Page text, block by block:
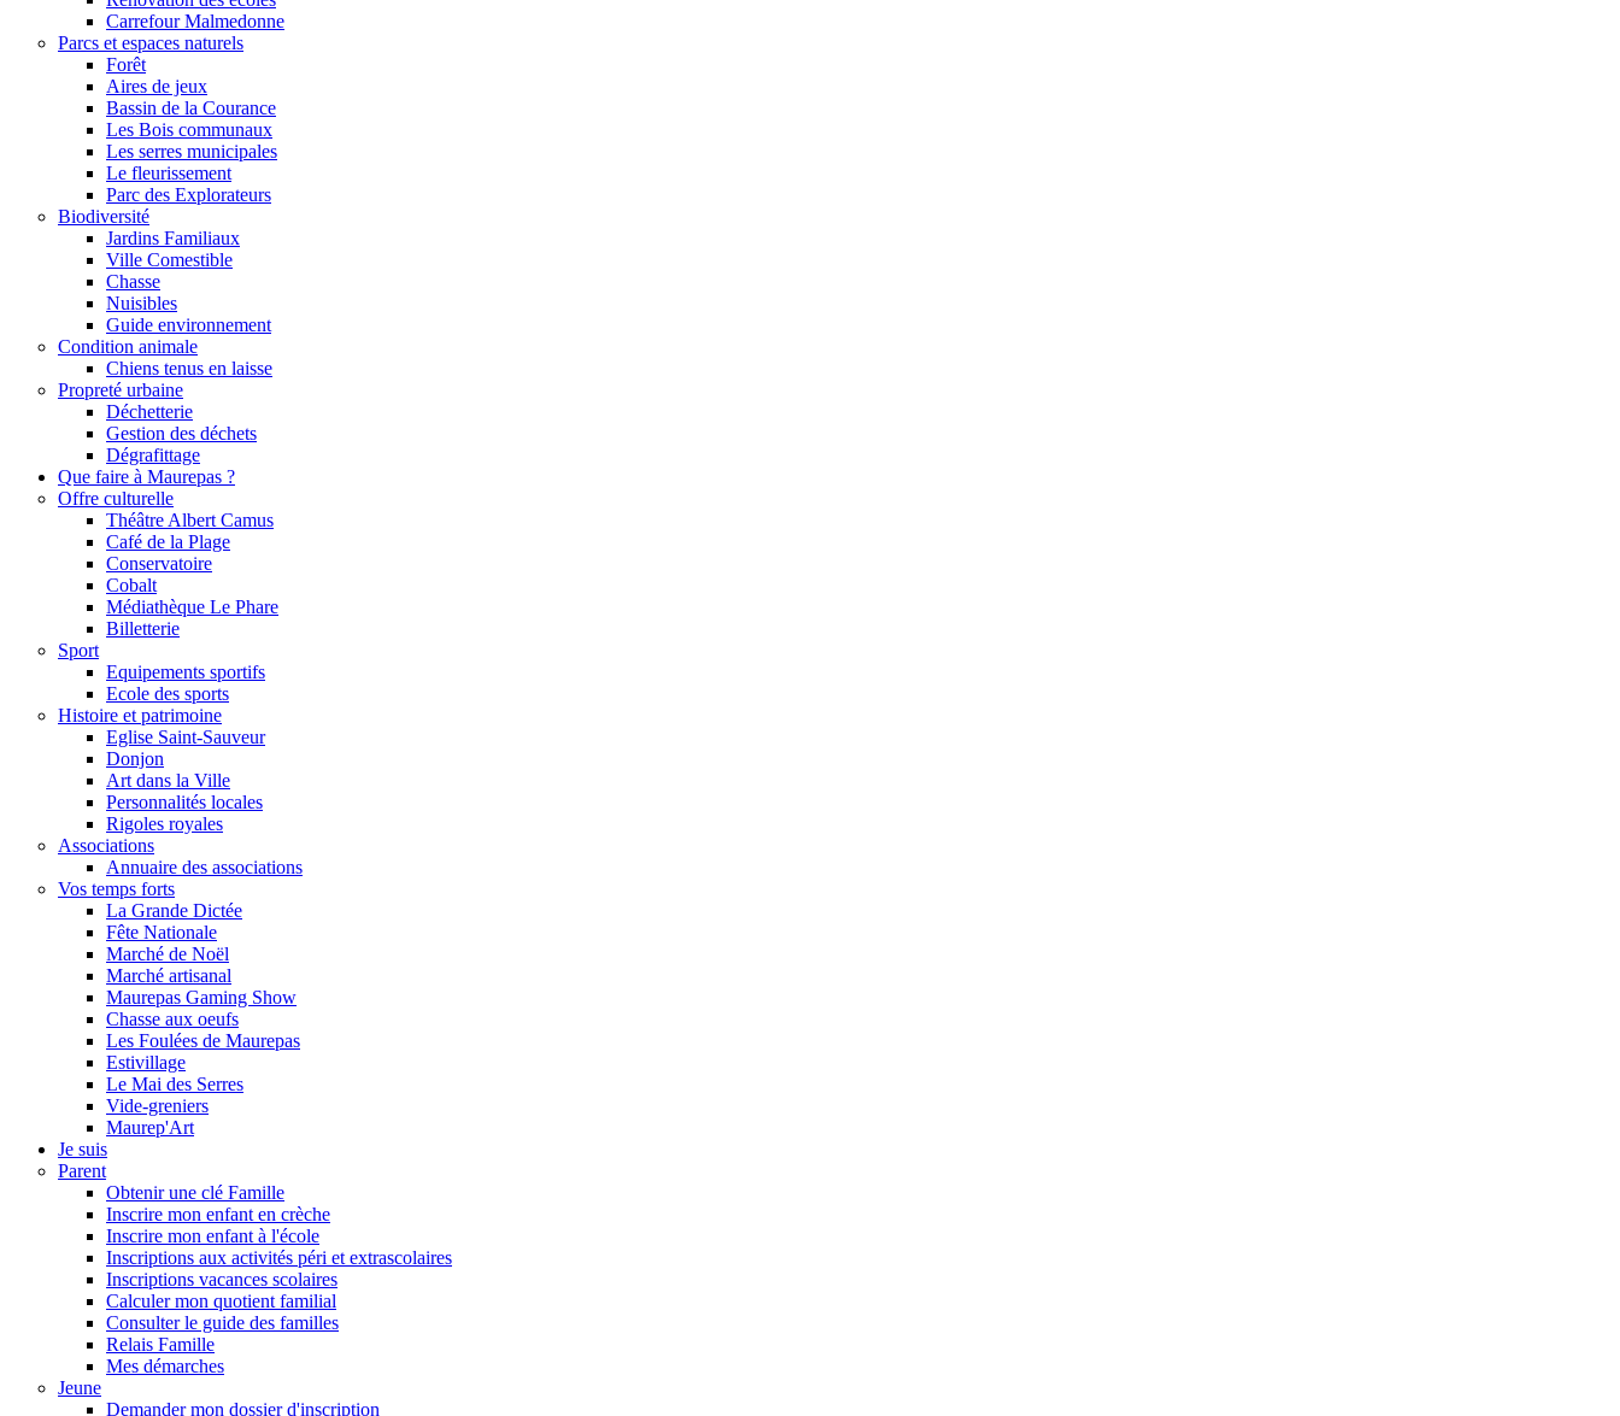
Carrefour Malmedonne
Parcs et espaces naturels
Forêt
Aires de jeux
Bassin de la Courance
Les Bois communaux
Les serres municipales
Le fleurissement
Parc des Explorateurs
Biodiversité
Jardins Familiaux
Ville Comestible
Chasse
Nuisibles
Guide environnement
Condition animale
Chiens tenus en laisse
Propreté urbaine
Déchetterie
Gestion des déchets
Dégrafittage
Que faire à Maurepas ?
Offre culturelle
Théâtre Albert Camus
Café de la Plage
Conservatoire
Cobalt
Médiathèque Le Phare
Billetterie
Sport
Equipements sportifs
Ecole des sports
Histoire et patrimoine
Eglise Saint-Sauveur
Donjon
Art dans la Ville
Personnalités locales
Rigoles royales
Associations
Annuaire des associations
Vos temps forts
La Grande Dictée
Fête Nationale
Marché de Noël
Marché artisanal
Maurepas Gaming Show
Chasse aux oeufs
Les Foulées de Maurepas
Estivillage
Le Mai des Serres
Vide-greniers
Maurep'Art
Je suis
Parent
Obtenir une clé Famille
Inscrire mon enfant en crèche
Inscrire mon enfant à l'école
Inscriptions aux activités péri et extrascolaires
Inscriptions vacances scolaires
Calculer mon quotient familial
Consulter le guide des familles
Relais Famille
Mes démarches
Jeune
Demander mon dossier d'inscription